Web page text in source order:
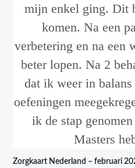
mijn enkel ging. Dit
komen. Na een
verbetering en na een
beter lopen. Na 2
dat ik weer in
oefeningen
ik de stap
Masters
Zorgkaart Nederland – februari